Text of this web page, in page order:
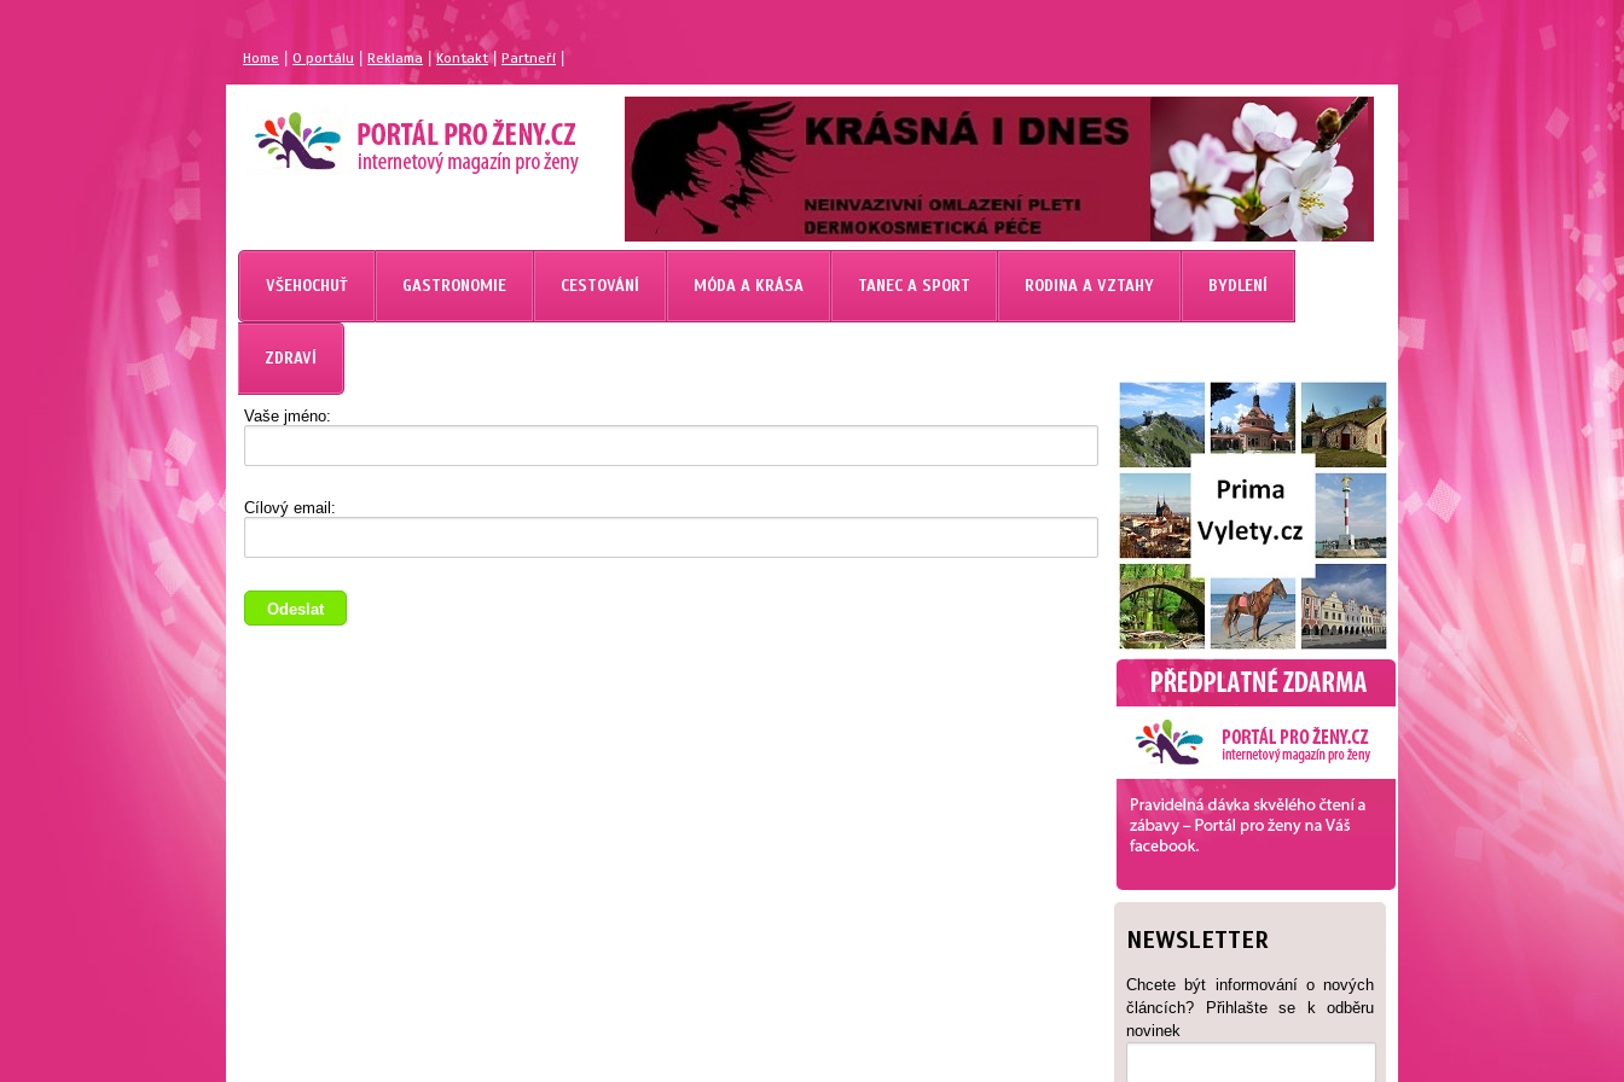
Home |O portálu Reklama Kontakt| Partneří
MAGAZÍN PRO ŽENY
PORTÁL PRO ŽENY.CZ
VŠEHOCHUŤ GASTRONOMIE CESTOVÁNÍ MÓDA A KRÁSA TANEC A SPORT RODINA A VZTAHY BYDLENÍ
ZDRAVÍ
NEWSLETTER
Chcete být informování o nových
článcích? Přihlašte se k odběru
novinek
Vaše jméno:
Cílový email: